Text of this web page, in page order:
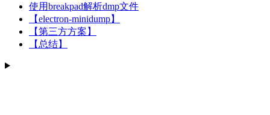
使用breakpad解析dmp文件
【electron-minidump】
【第三方方案】
【总结】